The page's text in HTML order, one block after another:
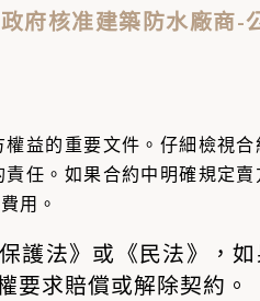
政府核准建築防水廠商-
益的重要文件。仔細檢視
任。如果合約中明確規定
用。
護法》或《民法》，
要求賠償或解除契約。